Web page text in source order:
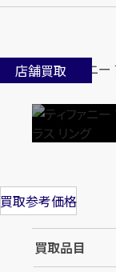
店舗買取
買取参考価格
買取品目